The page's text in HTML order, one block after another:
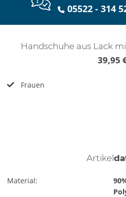
05522 - 314
Handschuhe aus Lack
39,95
Frauen
Artikel
Material: